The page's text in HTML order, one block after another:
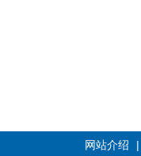
网站介绍